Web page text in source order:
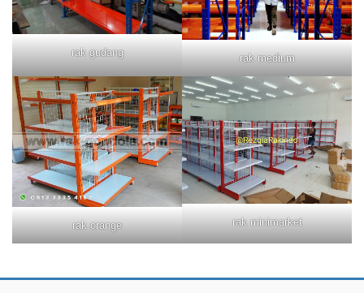
rak gudang rak medium
rak orange rak minimarket